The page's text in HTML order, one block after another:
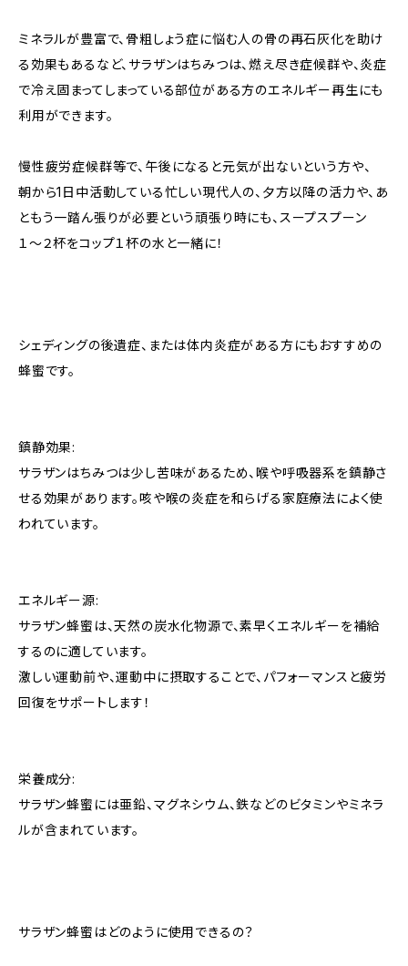
ミネラルが豊富で、骨粗しょう症に悩む人の骨の再石灰化を助け
る効果もあるなど、サラザンはちみつは、燃え尽き症候群や、炎症
で冷え固まってしまっている部位がある方のエネルギー再生にも
利用ができます。
慢性疲労症候群等で、午後になると元気が出ないという方や、
朝から1日中活動している忙しい現代人の、夕方以降の活力や、あ
ともう一踏ん張りが必要という頑張り時にも、スープスプーン
１〜２杯をコップ１杯の水と一緒に！
シェディングの後遺症、または体内炎症がある方にもおすすめの
蜂蜜です。
鎮静効果:
サラザンはちみつは少し苦味があるため、喉や呼吸器系を鎮静さ
せる効果があります。咳や喉の炎症を和らげる家庭療法によく使
われています。
エネルギー源:
サラザン蜂蜜は、天然の炭水化物源で、素早くエネルギーを補給
するのに適しています。
激しい運動前や、運動中に摂取することで、パフォーマンスと疲労
回復をサポートします！
栄養成分:
サラザン蜂蜜には亜鉛、マグネシウム、鉄などのビタミンやミネラ
ルが含まれています。
サラザン蜂蜜はどのように使用できるの？